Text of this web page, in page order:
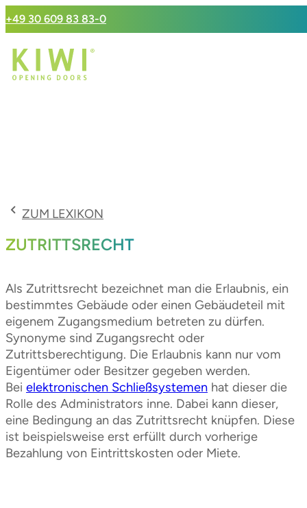
+49 30 609 83 83-0
ZUM LEXIKON
ZUTRITTSRECHT
Als Zutrittsrecht bezeichnet man die Erlaubnis, ein
bestimmtes Gebäude oder einen Gebäudeteil mit
eigenem Zugangsmedium betreten zu dürfen.
Synonyme sind Zugangsrecht oder
Zutrittsberechtigung. Die Erlaubnis kann nur vom
Eigentümer oder Besitzer gegeben werden.
Bei elektronischen Schließsystemen hat dieser die
Rolle des Administrators inne. Dabei kann dieser,
eine Bedingung an das Zutrittsrecht knüpfen. Diese
ist beispielsweise erst erfüllt durch vorherige
Bezahlung von Eintrittskosten oder Miete.